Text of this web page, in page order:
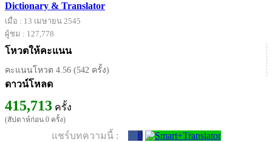
Dictionary & Translator
เมื่อ : 13 เมษายน 2545
ผู้ชม : 127,778
โหวตให้คะแนน
คะแนนโหวต 4.56 (542 ครั้ง)
ดาวน์โหลด
415,713 ครั้ง
(สัปดาห์ก่อน 0 ครั้ง)
แชร์บทความนี้ : 0